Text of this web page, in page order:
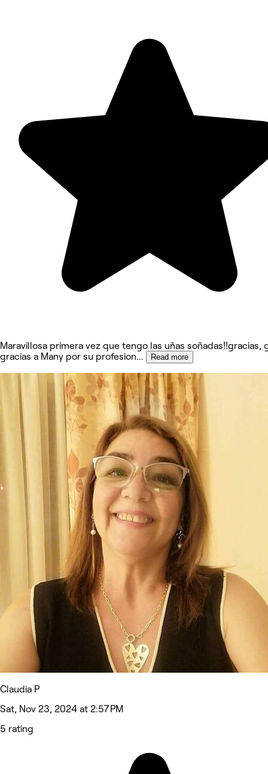
Maravillosa primera vez que tengo las uñas soñadas!!gracias,
gracias a Many por su profesion... Read more
Claudia P
Sat, Nov 23, 2024 at 2:57 PM
5 rating